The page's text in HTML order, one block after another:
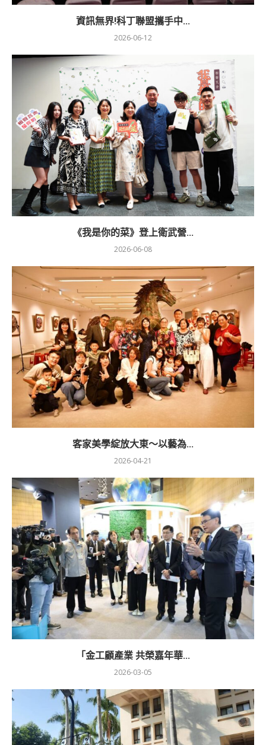
資訊無界!科丁聯盟攜手中...
2026-06-12
《我是你的菜》登上衛武營...
2026-06-08
客家美學綻放大東～以藝為...
2026-04-21
「金工顧產業 共榮嘉年華...
2026-03-05